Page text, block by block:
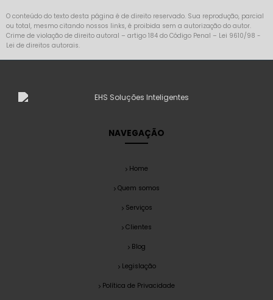
O conteúdo do texto desta página é de direito reservado. Sua reprodução, parcial
ou total, mesmo citando nossos links, é proibida sem a autorização do autor.
Crime de violação de direito autoral – artigo 184 do Código Penal – Lei 9610/98 -
Lei de direitos autorais.
NAVEGAÇÃO
Home
Quem somos
Serviços
Clientes
Blog
Legislação
Política de Privacidade